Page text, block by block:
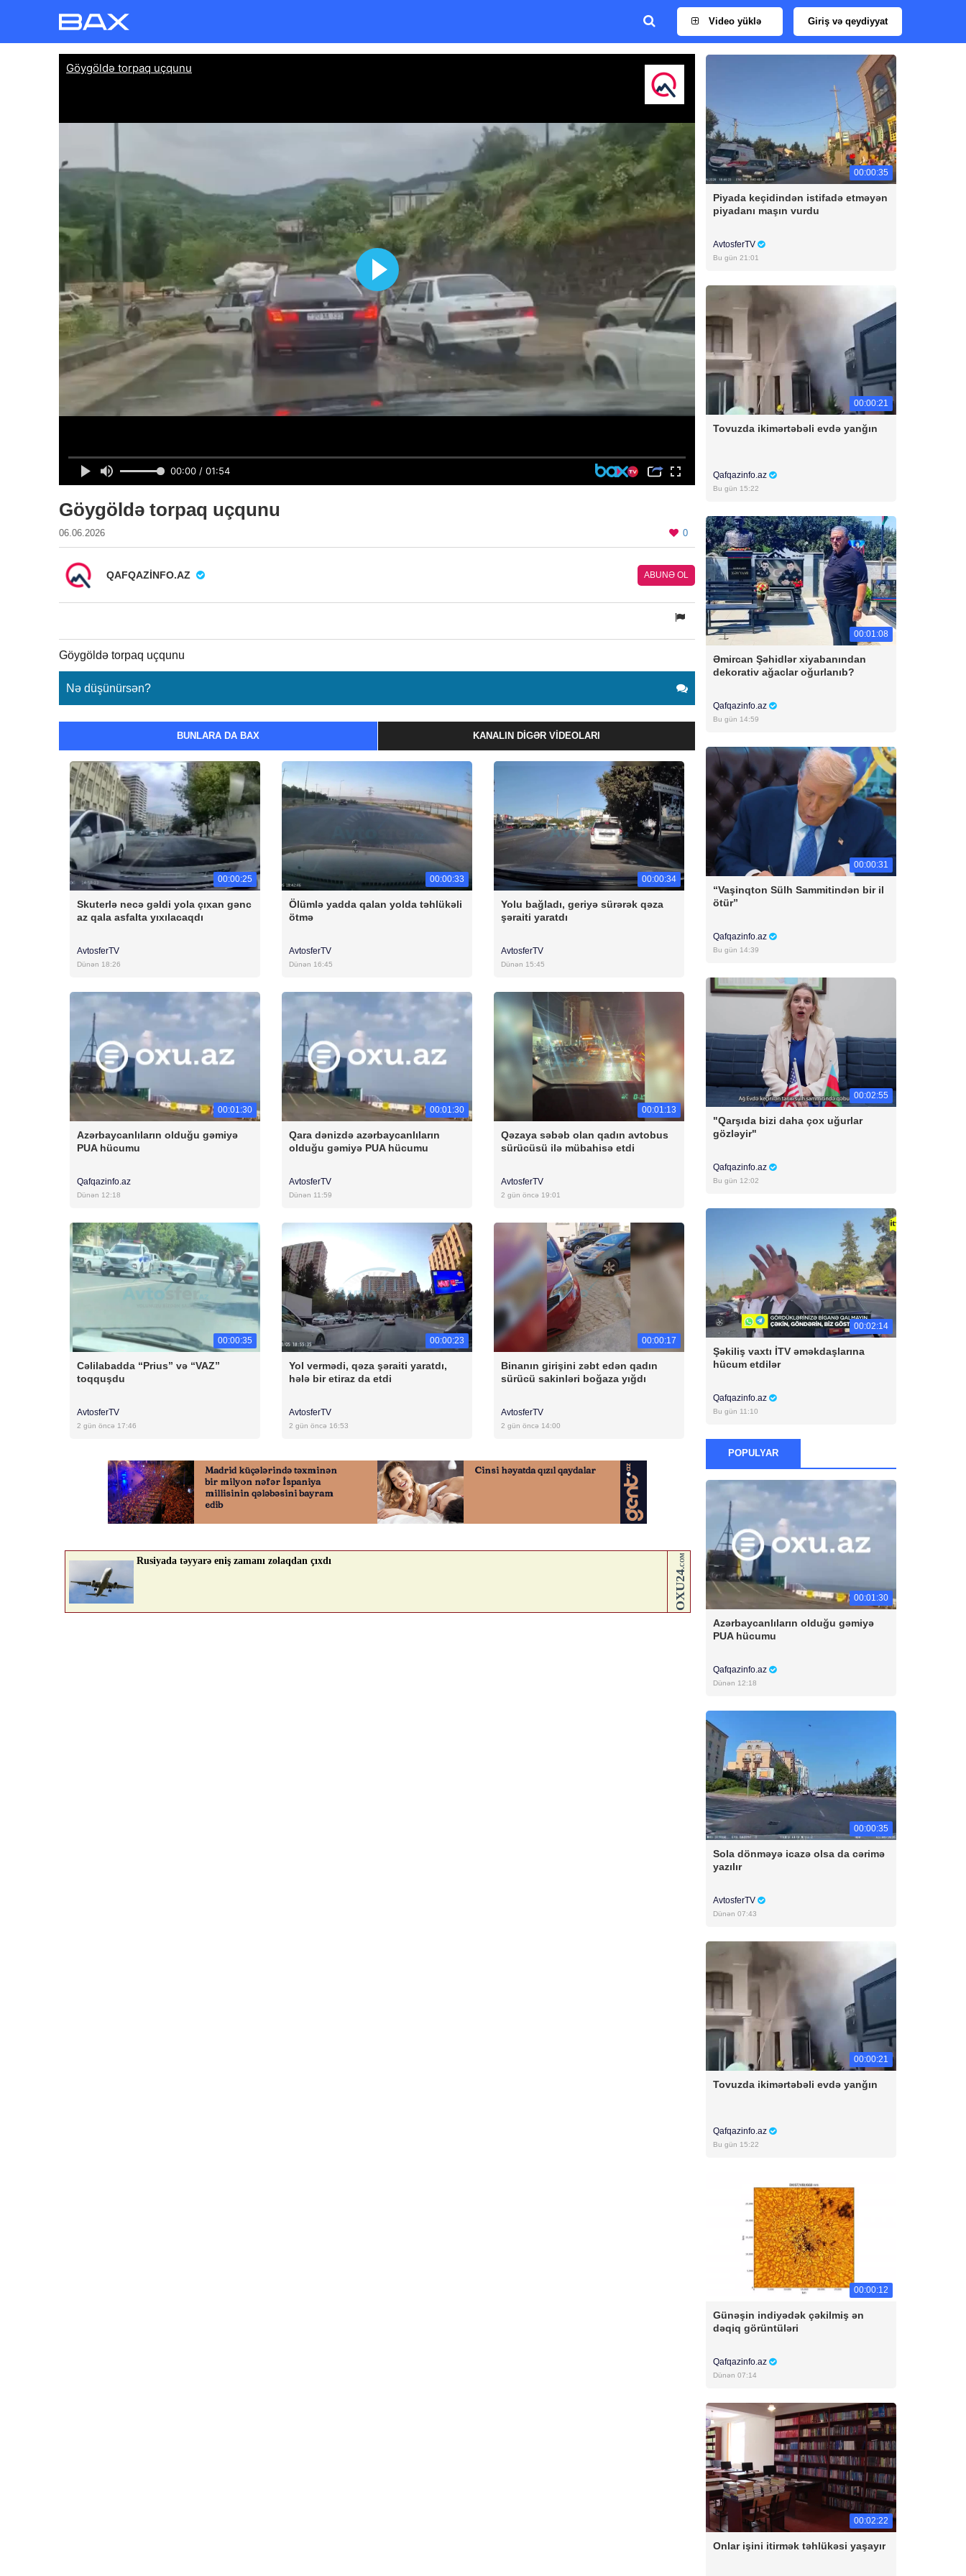
Video yüklə Giriş və qeydiyyat
Göygöldə torpaq uçqunu
06.06.2026 0
QAFQAZINFO.AZ ABUNƏ OL
Göygöldə torpaq uçqunu
Nə düşünürsən?
BUNLARA DA BAX KANALIN DIGƏR VIDEOLARI
00:00:25
Skuterlə necə gəldi yola çıxan gənc
az qala asfalta yıxılacaqdı
AvtosferTV
Dünən 18:26
00:00:33
Ölümlə yadda qalan yolda təhlükəli
ötmə
AvtosferTV
Dünən 16:45
00:00:34
Yolu bağladı, geriyə sürərək qəza
şəraiti yaratdı
AvtosferTV
Dünən 15:45
00:01:30
Azərbaycanlıların olduğu gəmiyə
PUA hücumu
Qafqazinfo.az
Dünən 12:18
00:01:30
Qara dənizdə azərbaycanlıların
olduğu gəmiyə PUA hücumu
AvtosferTV
Dünən 11:59
00:01:13
Qəzaya səbəb olan qadın avtobus
sürücüsü ilə mübahisə etdi
AvtosferTV
2 gün öncə 19:01
00:00:35
Cəlilabadda “Prius” və “VAZ”
toqquşdu
AvtosferTV
2 gün öncə 17:46
00:00:23
Yol vermədi, qəza şəraiti yaratdı,
hələ bir etiraz da etdi
AvtosferTV
2 gün öncə 16:53
00:00:17
Binanın girişini zəbt edən qadın
sürücü sakinləri boğaza yığdı
AvtosferTV
2 gün öncə 14:00
00:00:35
Piyada keçidindən istifadə etməyən
piyadanı maşın vurdu
AvtosferTV
Bu gün 21:01
00:00:21
Tovuzda ikimərtəbəli evdə yanğın
Qafqazinfo.az
Bu gün 15:22
00:01:08
Əmircan Şəhidlər xiyabanından
dekorativ ağaclar oğurlanıb?
Qafqazinfo.az
Bu gün 14:59
00:00:31
“Vaşinqton Sülh Sammitindən bir il
ötür”
Qafqazinfo.az
Bu gün 14:39
00:02:55
"Qarşıda bizi daha çox uğurlar
gözləyir"
Qafqazinfo.az
Bu gün 12:02
00:02:14
Şəkiliş vaxtı İTV əməkdaşlarına
hücum etdilər
Qafqazinfo.az
Bu gün 11:10
POPULYAR
00:01:30
Azərbaycanlıların olduğu gəmiyə
PUA hücumu
Qafqazinfo.az
Dünən 12:18
00:00:35
Sola dönməyə icazə olsa da cərimə
yazılır
AvtosferTV
Dünən 07:43
00:00:21
Tovuzda ikimərtəbəli evdə yanğın
Qafqazinfo.az
Bu gün 15:22
00:00:12
Günəşin indiyədək çəkilmiş ən
dəqiq görüntüləri
Qafqazinfo.az
Dünən 07:14
00:02:22
Onlar işini itirmək təhlükəsi yaşayır